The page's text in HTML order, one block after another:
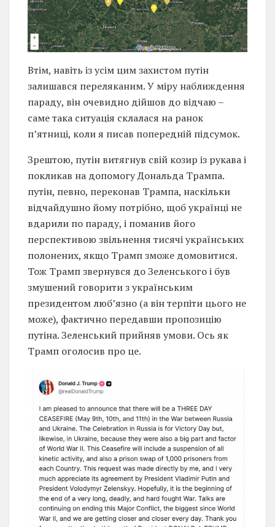
Втім, навіть із усім цим захистом путін
залишався переляканим. У міру наближдення
параду, він очевидно дійшов до відчаю –
саме така ситуація склалася на ранок
п’ятниці, коли я писав попередній підсумок.
Зрештою, путін витягнув свій козир із рукава і
покликав на допомогу Дональда Трампа.
путін, певно, переконав Трампа, наскільки
відчайдушно йому потрібно, щоб українці не
вдарили по параду, і поманив його
перспективою звільнення тисячі українських
полонених, якщо Трамп зможе домовитися.
Тож Трамп звернувся до Зеленського і був
змушений говорити з українським
президентом люб’язно (а він терпіти цього не
може), фактично передавши пропозицію
путіна. Зеленський прийняв умови. Ось як
Трамп оголосив про це.